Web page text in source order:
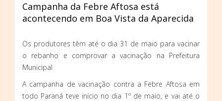
Campanha da Febre Aftosa está
acontecendo em Boa Vista da Aparecida
Os produtores têm até o dia 31 de maio para vacinar
o rebanho e comprovar a vacinação na Prefeitura
Municipal
A campanha de vacinação contra a Febre Aftosa em
todo Paraná teve início no dia 1º de maio, e vai até o